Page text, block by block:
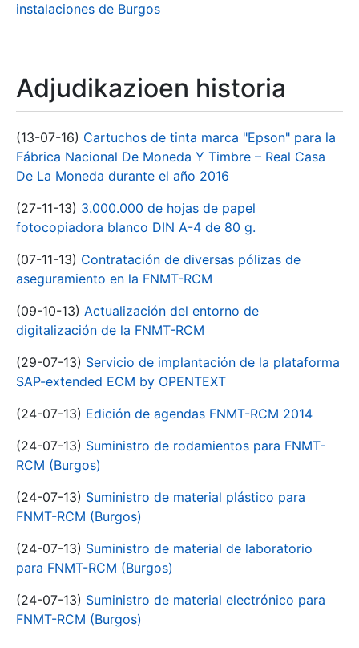
instalaciones de Burgos
Adjudikazioen historia
(13-07-16) Cartuchos de tinta marca "Epson" para la
Fábrica Nacional De Moneda Y Timbre – Real Casa
De La Moneda durante el año 2016
(27-11-13) 3.000.000 de hojas de papel
fotocopiadora blanco DIN A-4 de 80 g.
(07-11-13) Contratación de diversas pólizas de
aseguramiento en la FNMT-RCM
(09-10-13) Actualización del entorno de
digitalización de la FNMT-RCM
(29-07-13) Servicio de implantación de la plataforma
SAP-extended ECM by OPENTEXT
(24-07-13) Edición de agendas FNMT-RCM 2014
(24-07-13) Suministro de rodamientos para FNMT-
RCM (Burgos)
(24-07-13) Suministro de material plástico para
FNMT-RCM (Burgos)
(24-07-13) Suministro de material de laboratorio
para FNMT-RCM (Burgos)
(24-07-13) Suministro de material electrónico para
FNMT-RCM (Burgos)